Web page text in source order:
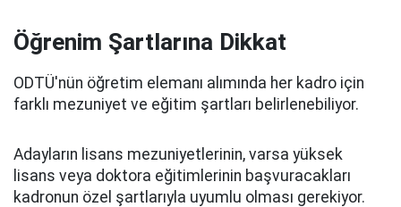
Öğrenim Şartlarına Dikkat
ODTÜ'nün öğretim elemanı alımında her kadro için
farklı mezuniyet ve eğitim şartları belirlenebiliyor.
Adayların lisans mezuniyetlerinin, varsa yüksek
lisans veya doktora eğitimlerinin başvuracakları
kadronun özel şartlarıyla uyumlu olması gerekiyor.